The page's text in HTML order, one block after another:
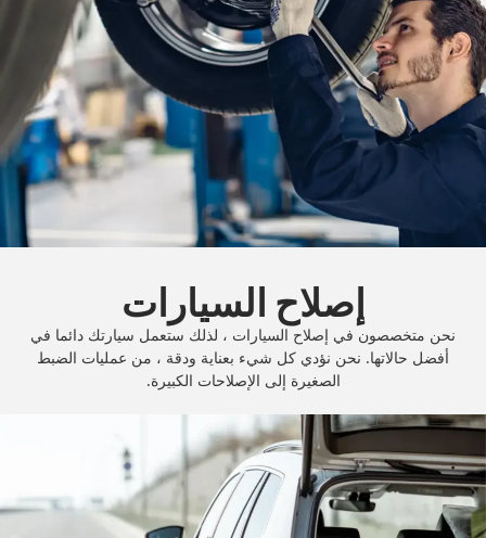
إصلاح السيارات
‏نحن متخصصون في إصلاح السيارات ، لذلك ستعمل سيارتك دائما في
أفضل حالاتها.‏ ‏نحن نؤدي كل شيء بعناية ودقة ، من عمليات الضبط
الصغيرة إلى الإصلاحات الكبيرة.‏